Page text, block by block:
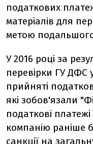
податкових
матеріалів для
метою
У 2016 році за
перевірки ГУ ДФС
прийняті
які зобов'язали
податкові
компанію раніше
санкції на